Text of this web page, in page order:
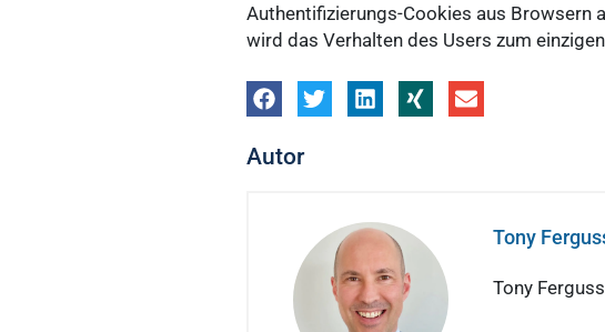
Authentifizierungs-Cookies aus Browsern
wird das Verhalten des Users zum
Autor
Tony
Tony